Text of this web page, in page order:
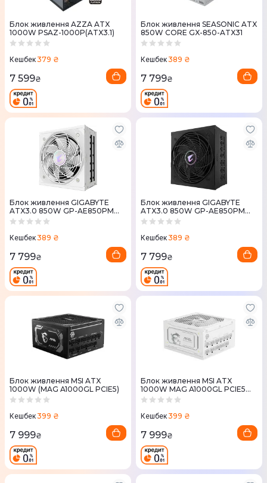
Блок живлення AZZA ATX
1000W PSAZ-1000P(ATX3.1)
Кешбек379 ₴
7 599₴
Блок живлення SEASONIC ATX
850W CORE GX-850-ATX31
Кешбек389 ₴
7 799₴
Блок живлення GIGABYTE
ATX3.0 850W GP-AE850PM
PG5 ICE
Кешбек389 ₴
7 799₴
Блок живлення GIGABYTE
ATX3.0 850W GP-AE850PM
PG5
Кешбек389 ₴
7 799₴
Блок живлення MSI ATX
1000W (MAG A1000GL PCIE5)
Кешбек399 ₴
7 999₴
Блок живлення MSI ATX
1000W MAG A1000GL PCIE5
WHITE
Кешбек399 ₴
7 999₴